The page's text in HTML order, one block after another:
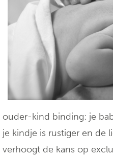
ouder-kind binding: je
je kindje is rustiger en de
verhoogt de kans op